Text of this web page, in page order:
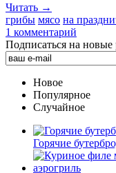
Читать →
грибы мясо на
1 комментарий
Подписаться на новые
Новое
Популярное
Случайное
Горячие